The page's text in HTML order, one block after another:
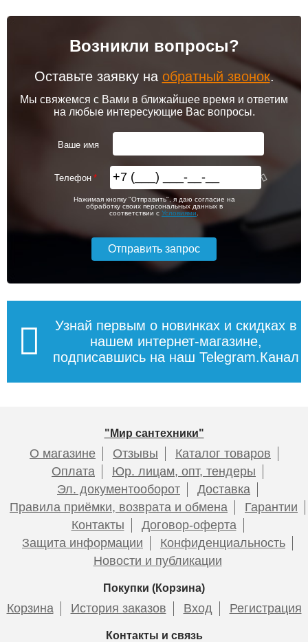
Возникли вопросы?
Оставьте заявку на обратный звонок.
Мы свяжемся с Вами в ближайшее время и ответим
на любые интересующие Вас вопросы.
Ваше имя
Телефон
Нажимая кнопку "Отправить", я даю согласие на
обработку своих персональных данных в
соответствии с Условиями
Узнай первым о новинках и скидках в
нашем интернет-магазине,
подписавшись на наш Telegram.Канал
"Мир сантехники"
О магазине Отзывы
Каталог товаров
Оплата
Юр. лицам, опт, тендеры
Эл. документооборот
Доставка
Правила приёмки, возврата и обмена
Гарантии
Контакты
Договор-оферта
Защита информации
Конфиденциальность
Новости и публикации
Покупки (Корзина)
Корзина История заказов Вход Регистрация
Контакты и связь